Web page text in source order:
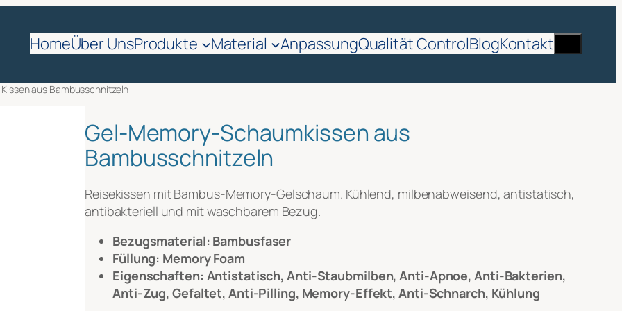
HomeÜber UnsProdukte Material AnpassungQualität ControlBlogKontakt
aus Bambusschnitzeln
Gel-Memory-Schaumkissen aus
Bambusschnitzeln
Reisekissen mit Bambus-Memory-Gelschaum. Kühlend, milbenabweisend, antistatisch,
antibakteriell und mit waschbarem Bezug.
Bezugsmaterial: Bambusfaser
Füllung: Memory Foam
Eigenschaften: Antistatisch, Anti-Staubmilben, Anti-Apnoe, Anti-Bakterien,
Anti-Zug, Gefaltet, Anti-Pilling, Memory-Effekt, Anti-Schnarch, Kühlung
*